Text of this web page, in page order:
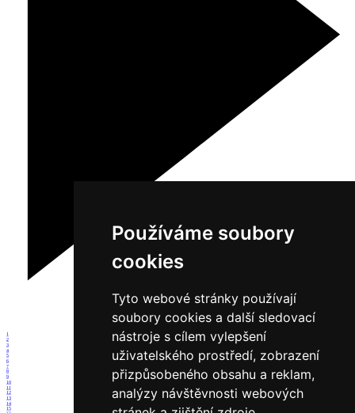
Používáme soubory
cookies
Tyto webové stránky používají
soubory cookies a další sledovací
nástroje s cílem vylepšení
uživatelského prostředí, zobrazení
přizpůsobeného obsahu a reklam,
analýzy návštěvnosti webových
1
2
3
4
5
6
7
8
9
10
11
12
13
14
15